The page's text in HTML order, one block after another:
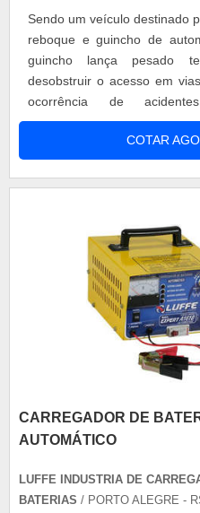
Sendo um veículo destinado
reboque e guincho de
guincho lança pesado
desobstruir o acesso em
ocorrência de
Desenvolvido a
extremamente eficiente, que
de automotores pesados,
COTAR
CARREGADOR DE
AUTOMÁTICO
LUFFE INDUSTRIA DE
BATERIAS / PORTO ALEGRE -